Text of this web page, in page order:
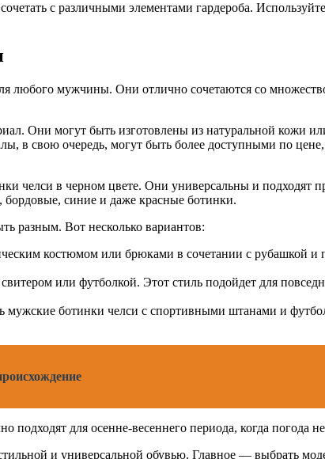
с различными элементами гардероба.
любого мужчины. Они отлично сочетаются со
Они могут быть изготовлены из натуральной кожи
в свою очередь, могут быть более доступными по
челси в черном цвете. Они универсальны и подходят
бордовые, синие и даже красные ботинки.
разным. Вот несколько вариантов:
костюмом или брюками в сочетании с рубашкой
или футболкой. Этот стиль подойдет для
ботинки челси с спортивными штанами и
подходят для осенне-весеннего периода, когда погода
и универсальной обувью. Главное — выбрать